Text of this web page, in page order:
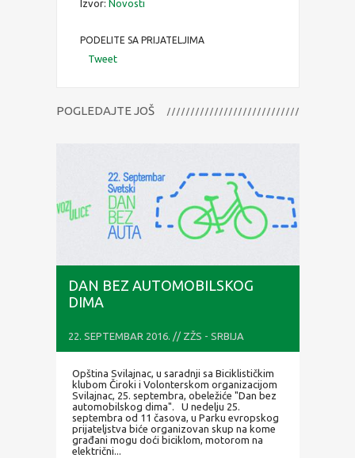
Izvor: Novosti
PODELITE SA PRIJATELJIMA
Tweet
POGLEDAJTE JOŠ
DAN BEZ AUTOMOBILSKOG
DIMA
22. SEPTEMBAR 2016. // ZŽS - SRBIJA
Opština Svilajnac, u saradnji sa Biciklističkim
klubom Čiroki i Volonterskom organizacijom
Svilajnac, 25. septembra, obeležiće "Dan bez
automobilskog dima". U nedelju 25.
septembra od 11 časova, u Parku evropskog
prijateljstva biće organizovan skup na kome
građani mogu doći biciklom, motorom na
električni...